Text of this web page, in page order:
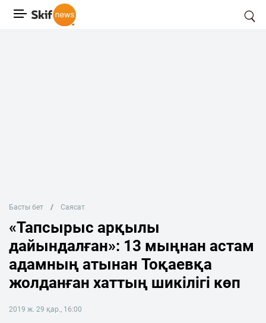
Басты бет Саясат
«Тапсырыс арқылы
дайындалған»: 13 мыңнан астам
адамның атынан Тоқаевқа
жолданған хаттың шикілігі көп
2019 ж. 29 қар., 16:00